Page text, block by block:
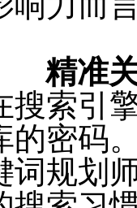
精准
搜索引
的密码
词规划